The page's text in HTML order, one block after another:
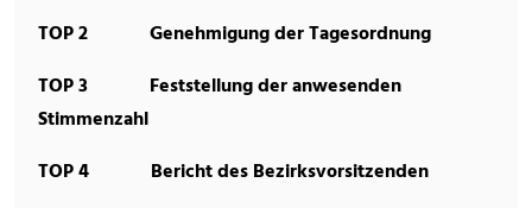
TOP2 Genehmigung der Tagesordnung
TOP3 Feststellung der anwesenden
Stimmenzahl
TOP 4 Bericht des Bezirksvorsitzenden